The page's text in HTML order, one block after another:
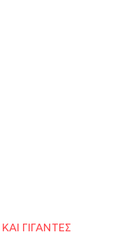
ΓΙΓΑΝΤΕΣ